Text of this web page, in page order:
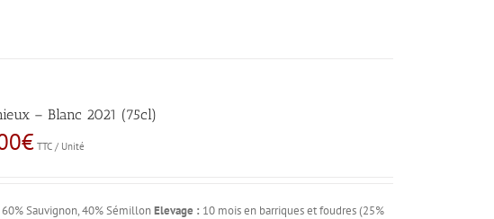
– Blanc 2021 (75cl)
€ TTC / Unité
60% Sauvignon, 40% SémillonElevage : 10 mois en barriques et foudres (25%